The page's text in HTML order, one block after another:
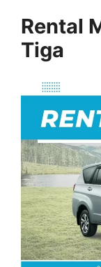
Rental
Tiga